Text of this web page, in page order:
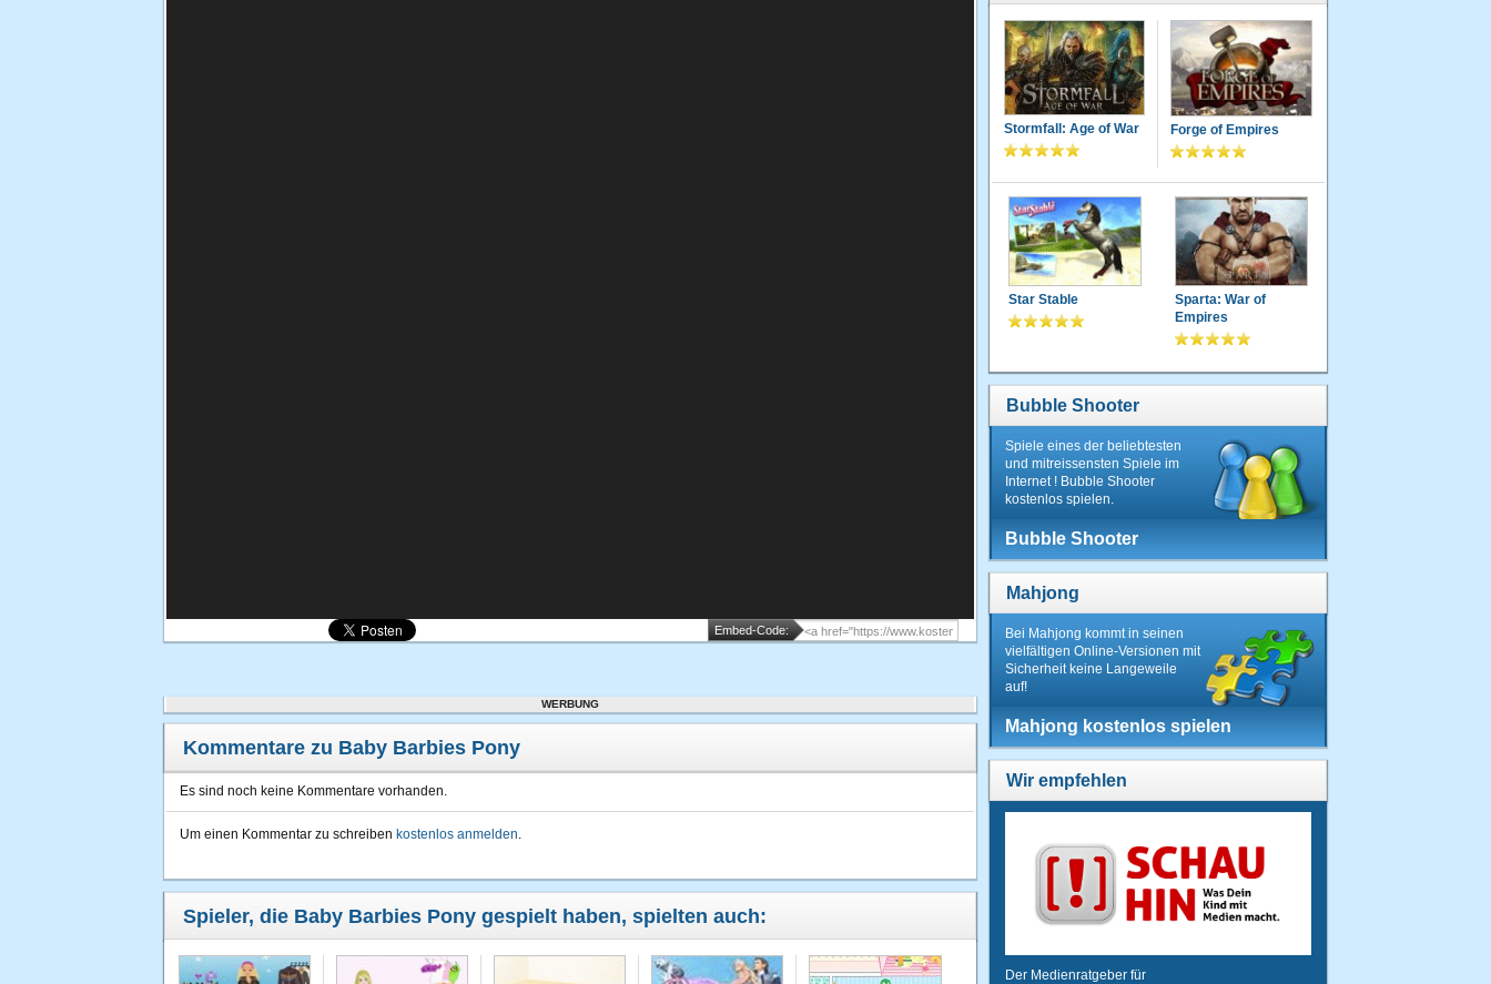
Embed-Code:
WERBUNG
Kommentare zu Baby Barbies Pony
Es sind noch keine Kommentare vorhanden.
Um einen Kommentar zu schreiben kostenlos anmelden.
Spieler, die Baby Barbies Pony gespielt haben, spielten auch:
Stormfall: Age of War Forge of Empires
Star Stable
Sparta: War of
Empires
Bubble Shooter
Spiele eines der beliebtesten
und mitreissensten Spiele im
Internet ! Bubble Shooter
kostenlos spielen.
Bubble Shooter
Mahjong
Bei Mahjong kommt in seinen
vielfältigen Online-Versionen mit
Sicherheit keine Langeweile
auf!
Mahjong kostenlos spielen
Wir empfehlen
Der Medienratgeber für